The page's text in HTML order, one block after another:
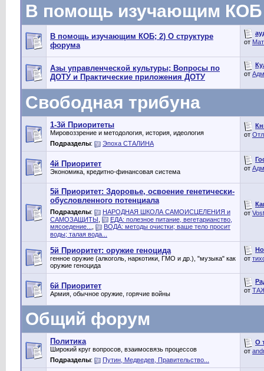
В помощь изучающим КОБ
В помощь изучающим КОБ; 2) О структуре
форума
от
Азы управленческой культуры; Вопросы по
ДОТУ и Практические приложения ДОТУ
от
Свободная трибуна
1-3й Приоритеты
Мировоззрение и методология, история, идеология
Подразделы: Эпоха СТАЛИНА
от
4й Приоритет
Экономика, кредитно-финансовая система
от
5й Приоритет: Здоровье, освоение генетически-
обусловленного потенциала
Подразделы:
НАРОДНАЯ ШКОЛА САМОИСЦЕЛЕНИЯ и
САМОЗАЩИТЫ
ЕДА: полезное питание, вегетарианство,
мясоедение...
ВОДА: методы очистки; ваше тело просит
воды; талая вода...
от
5й Приоритет: оружие геноцида
генное оружие (алкоголь, наркотики, ГМО и др.), "музыка" как
оружие геноцида
от
6й Приоритет
Армия, обычное оружие, горячие войны
от
Общий форум
Политика
Широкий круг вопросов, взаимосвязь процессов
Подразделы: Путин, Медведев, Правительство...
О
от